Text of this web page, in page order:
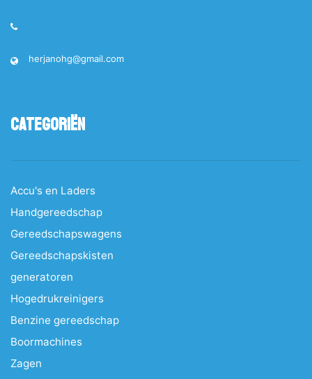
herjanohg@gmail.com
Categoriën
Accu's en Laders
Handgereedschap
Gereedschapswagens
Gereedschapskisten
generatoren
Hogedrukreinigers
Benzine gereedschap
Boormachines
Zagen